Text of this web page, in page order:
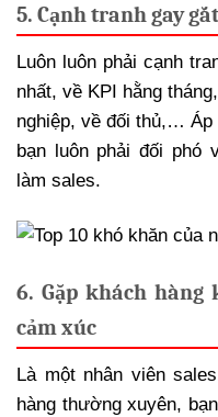
5. Cạnh tranh gay gắt
Luôn luôn phải cạnh
nhất, về KPI hằng
nghiệp, về đối thủ,…
bạn luôn phải đối phó
làm sales.
6. Gặp khách
cảm xúc
Là một nhân viên
hàng thường xuyên,